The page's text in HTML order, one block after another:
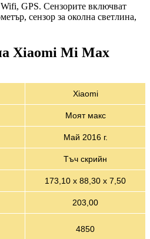
GPS. Сензорите включват
сензор за околна светлина,
Xiaomi Mi Max
Xiaomi
Моят макс
Май 2016 г.
Тъч скрийн
173,10 х 88,30 х 7,50
203,00
4850